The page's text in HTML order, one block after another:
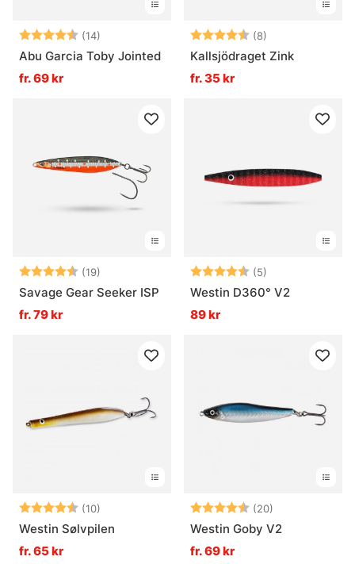
Betyg: (14)
4.4 utav 5 stjärnor
Abu Garcia Toby Jointed
fr. 69 kr
Betyg: (8)
Kallsjödraget Zink
fr. 35 kr
Betyg: (19)
4.6 utav 5 stjärnor
Savage Gear Seeker ISP
fr. 79 kr
Betyg: (5)
Westin D360° V2
89 kr
Betyg: (10)
4.6 utav 5 stjärnor
Westin Sølvpilen
fr. 65 kr
Betyg: (20)
Westin Goby V2
fr. 69 kr